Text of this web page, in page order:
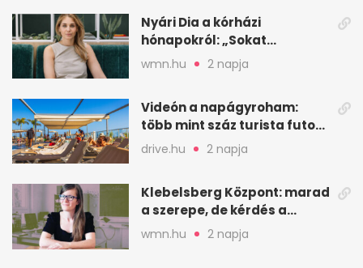
Nyári Dia a kórházi
hónapokról: „Sokat
veszekedtem Istennel”
wmn.hu 2 napja
Videón a napágyroham:
több mint száz turista futott
a helyekért Tenerifén
drive.hu 2 napja
Klebelsberg Központ: marad
a szerepe, de kérdés a
hitelessége
wmn.hu 2 napja